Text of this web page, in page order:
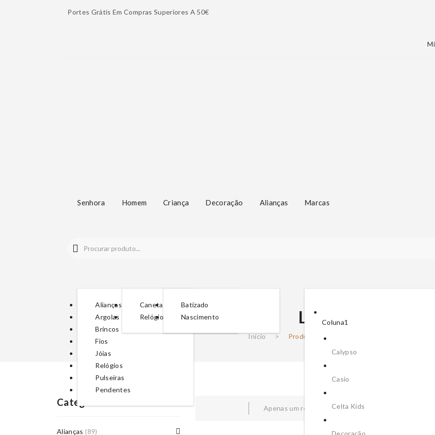
Portes Grátis Em Compras Superiores A 50€
Senhora
Alianças
Argolas
Brincos
Fios
Jóias
Relógios
Pulseiras
Pendentes
Homem
Canetas
Relógios
Criança
Batizado
Nascimento
Decoração Alianças Marcas
Coluna1
Calypso
Casio
Celta Kids
Decoração
Letra A
Início > Produtos etiquetados com “Letra A”
Apenas um resultado
Categorias De Produto
Alianças (89)